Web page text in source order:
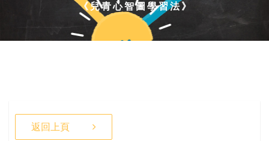
《兒青心智圖學習法》
返回上頁